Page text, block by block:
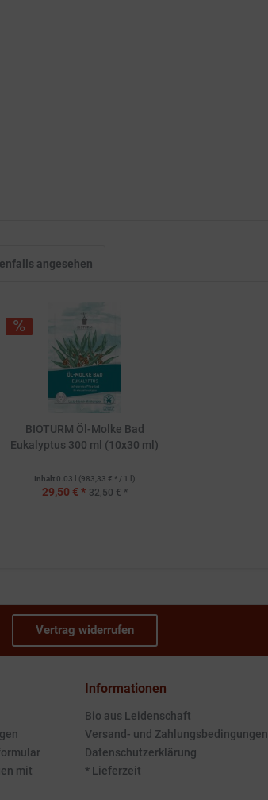
angesehen
BIOTURM Öl-Molke Bad
Eukalyptus 300 ml (10x30 ml)
Inhalt 0.03 l (983,33 € * / 1 l)
29,50 € * 32,50 € *
Vertrag widerrufen
mit
Informationen
Bio aus Leidenschaft
Versand- und Zahlungsbedingungen
Datenschutzerklärung
* Lieferzeit